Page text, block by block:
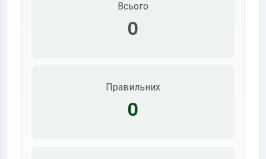
Всього
0
Правильних
0